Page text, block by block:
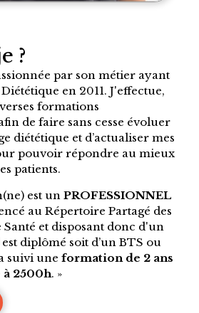
?
par son métier ayant
en 2011. J'effectue,
formations
de faire sans cesse évoluer
diététique et d’actualiser mes
pouvoir répondre au mieux
patients.
est un PROFESSIONNEL
au Répertoire Partagé des
Santé et disposant donc d'un
est diplômé soit d’un BTS ou
suivi une formation de 2 ans
2500h. »